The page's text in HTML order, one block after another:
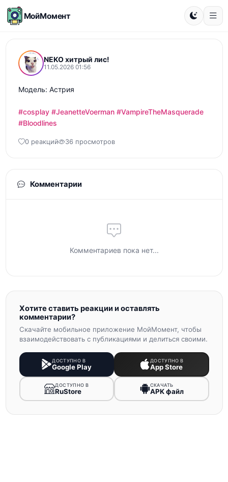
МойМомент
NEKO хитрый лис!
11.05.2026 01:56
Модель: Астрия
#cosplay #JeanetteVoerman #VampireTheMasquerade
#Bloodlines
0 реакций 36 просмотров
Комментарии
Комментариев пока нет...
Хотите ставить реакции и оставлять
комментарии?
Скачайте мобильное приложение МойМомент, чтобы
взаимодействовать с публикациями и делиться своими.
ДОСТУПНО В
Google Play
ДОСТУПНО В
App Store
ДОСТУПНО В
RuStore
СКАЧАТЬ
APK файл